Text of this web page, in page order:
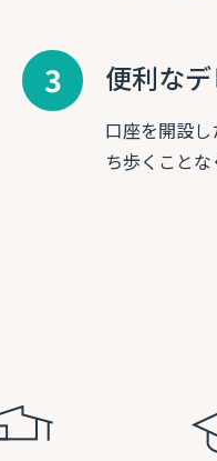
3 便利な
口座を開設
ち歩くことな